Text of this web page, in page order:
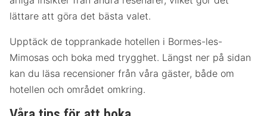
lättare att göra det bästa valet.
Upptäck de topprankade hotellen i Bormes-les-
Mimosas och boka med trygghet. Längst ner på sidan
kan du läsa recensioner från våra gäster, både om
hotellen och området omkring.